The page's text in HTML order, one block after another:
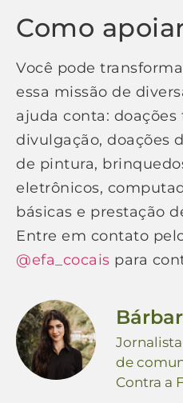
Como
Você pode
essa missão de
ajuda conta: doações
divulgação, doações
de pintura,
eletrônicos,
básicas e prestação
Entre em contato
@efa_cocais para
de
Contra a